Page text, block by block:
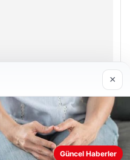
×
Güncel Haberler